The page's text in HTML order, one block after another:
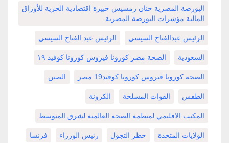
البورصة المصرية حنان رمسيس خبيرة اقتصادية الحرية للأوراق
المالية مؤشرات البورصة المصرية
الرئيس عبدالفتاح السيسي الرئيس عبد الفتاح السيسي
السعودية الصحة مصر كورونا فيروس كورونا كوفيد ١٩
الصحه كورونا فيروس كورونا كوفيد19 مصر الصين
الطقس القوات المسلحة الكرونة
المكتب الاقليمي لمنظمة الصحة العالمية لشرق المتوسط
الولايات المتحدة حظر التجول رئيس الوزراء فرنسا